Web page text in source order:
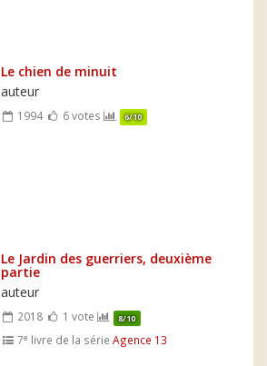
Le chien de minuit
auteur
1994 6 votes 6/10
Le Jardin des guerriers, deuxième
partie
auteur
2018 1 vote 8/10
7e livre de la sérieAgence 13